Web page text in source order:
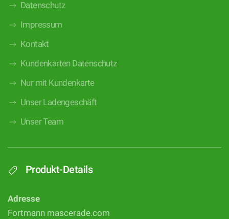
Datenschutz
Impressum
Kontakt
Kundenkarten Datenschutz
Nur mit Kundenkarte
Unser Ladengeschäft
Unser Team
Produkt-Details
Adresse
Fortmann mascerade.com